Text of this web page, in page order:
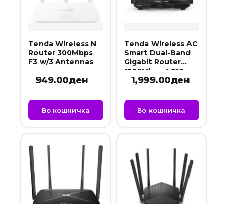
Tenda Wireless N
Router 300Mbps
F3 w/3 Antennas
949.00ден
Во кошничка
Tenda Wireless AC
Smart Dual-Band
Gigabit Router
1200Mbps AC10
1,999.00ден
Во кошничка